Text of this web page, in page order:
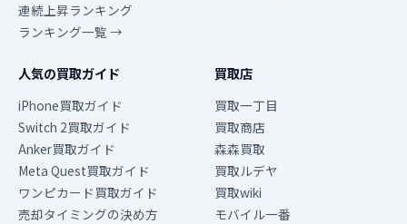
連続上昇ランキング
ランキング一覧 →
人気の買取ガイド
iPhone買取ガイド
Switch 2買取ガイド
Anker買取ガイド
Meta Quest買取ガイド
ワンピカード買取ガイド
売却タイミングの決め方
買取店
買取一丁目
買取商店
森森買取
買取ルデヤ
買取wiki
モバイル一番